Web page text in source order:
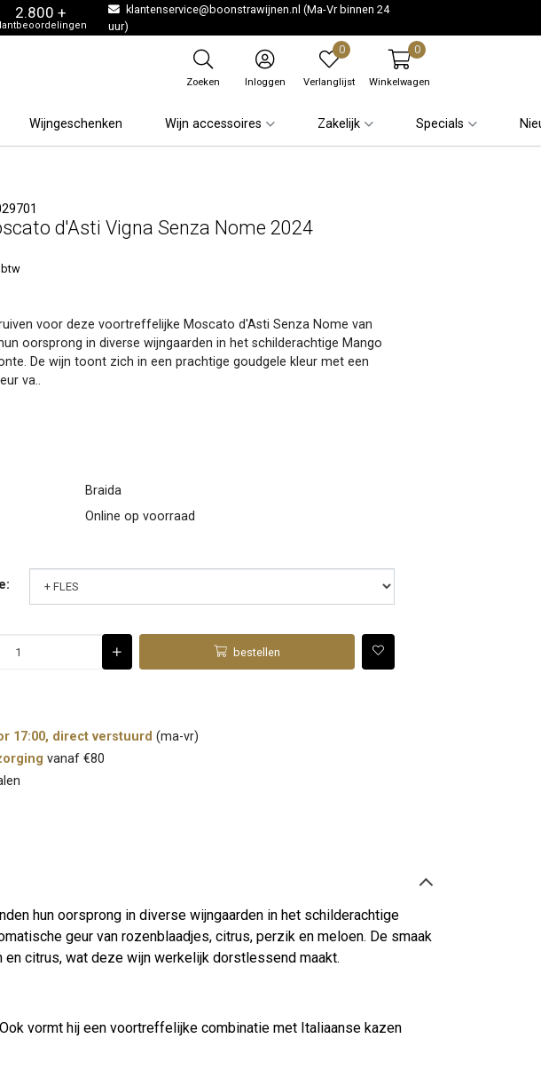
2.800 + klantenservice@boonstrawijnen.nl (Ma-Vr binnen 24
uur)
Zoeken Inloggen
0
Verlanglijst
0
Winkelwagen
Wijngeschenken Wijn accessoires Zakelijk Specials
d'Asti Vigna Senza Nome 2024
btw
voor deze voortreffelijke Moscato d'Asti Senza Nome van
oorsprong in diverse wijngaarden in het schilderachtige Mango
De wijn toont zich in een prachtige goudgele kleur met een
va..
Braida
Online op voorraad
bestellen
17:00, direct verstuurd (ma-vr)
vanaf €80
hun oorsprong in diverse wijngaarden in het schilderachtige
geur van rozenblaadjes, citrus, perzik en meloen. De smaak
citrus, wat deze wijn werkelijk dorstlessend maakt.
vormt hij een voortreffelijke combinatie met Italiaanse kazen